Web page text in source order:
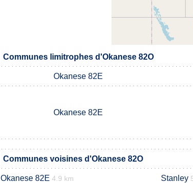
Communes limitrophes d'Okanese 82O
Okanese 82E
Okanese 82E
Communes voisines d'Okanese 82O
Okanese 82E 4.9 km Stanley